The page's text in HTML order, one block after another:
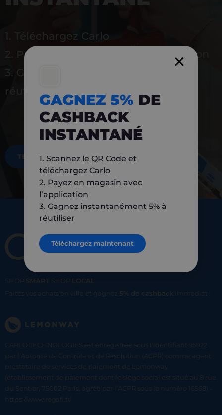
1. Téléchargez Carlo
2. Payez en magasin avec l’application
3. Gagnez instantanément 5 % à
réutiliser
TÉLÉCHARGEZ MAINTENANT
SHOP SMART SHOP
LOCAL
Faites vos achats en ville et gagnez 5% de cashback immediat !
CARLO TECHNOLOGIES est enregistrée sous l'identifiant 95922
par l’Autorité de Contrôle et de Résolution (ACPR) comme agent
prestataire de services de paiement de Lemonway
(établissement de paiement dont le siège social est situé au 8 rue
du Sentier, 75002 Paris, agréé par l’ACPR sous le numéro 16568) -
https://www.regafi.fr/
GAGNEZ 5% DE
CASHBACK
INSTANTANÉ
1. Scannez le QR Code et
téléchargez Carlo
2. Payez en magasin avec
l’application
3. Gagnez instantanément 5% à
réutiliser
Téléchargez maintenant